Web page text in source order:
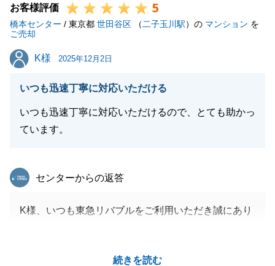
でで印象に残るお客様だったと思います。
今回でお取引き自体は完了となりますが、もしまた何
かご不明点やご相談等がございましたらお気軽にご連
絡いただけますと幸いでございます。
引き続き今後とも何卒宜しくお願いいたします。
お客様評価 5
橋本センター / 東京都 世田谷区 （ 二子玉川駅）の マンション を
ご売却
K様
K様 2025年12月2日
いつも迅速丁寧に対応いただける
いつも迅速丁寧に対応いただけるので、とても助かっ
ています。
続きを読む
東急リバブル
センターからの返答
K様、いつも東急リバブルをご利用いただき誠にあり